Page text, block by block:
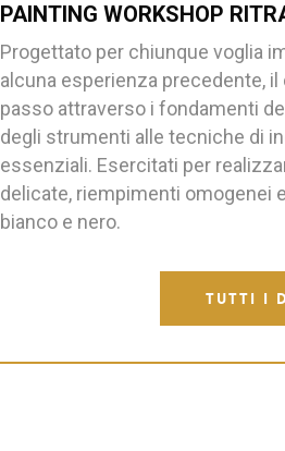
PAINTING WORKSHOP
Progettato per chiunque voglia
alcuna esperienza precedente,
passo attraverso i fondamenti
degli strumenti alle tecniche di
essenziali. Esercitati per
delicate, riempimenti omogenei
bianco e nero.
TUTTI I